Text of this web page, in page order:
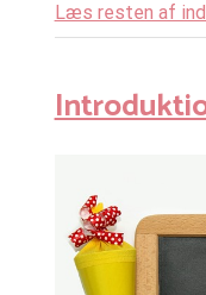
Læs resten af